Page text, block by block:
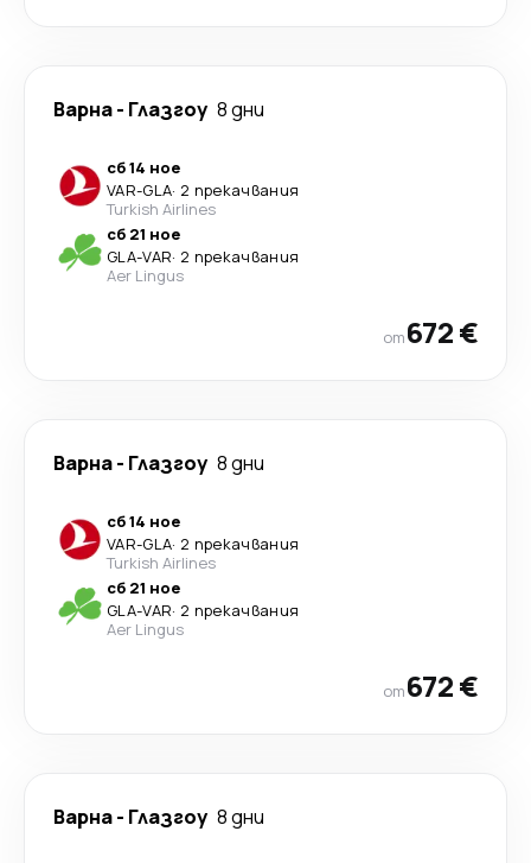
Варна- Глазгоу 8 дни
сб 14 ное
VAR-GLA· 2 прекачвания
Turkish Airlines
сб 21 ное
GLA-VAR· 2 прекачвания
Aer Lingus
от672 €
Варна- Глазгоу 8 дни
сб 14 ное
VAR-GLA· 2 прекачвания
Turkish Airlines
сб 21 ное
GLA-VAR· 2 прекачвания
Aer Lingus
от672 €
Варна- Глазгоу 8 дни